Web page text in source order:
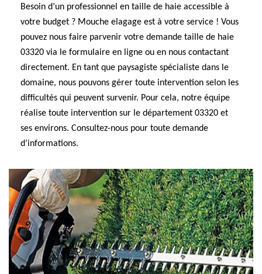
Besoin d’un professionnel en taille de haie accessible à
votre budget ? Mouche elagage est à votre service ! Vous
pouvez nous faire parvenir votre demande taille de haie
03320 via le formulaire en ligne ou en nous contactant
directement. En tant que paysagiste spécialiste dans le
domaine, nous pouvons gérer toute intervention selon les
difficultés qui peuvent survenir. Pour cela, notre équipe
réalise toute intervention sur le département 03320 et
ses environs. Consultez-nous pour toute demande
d’informations.